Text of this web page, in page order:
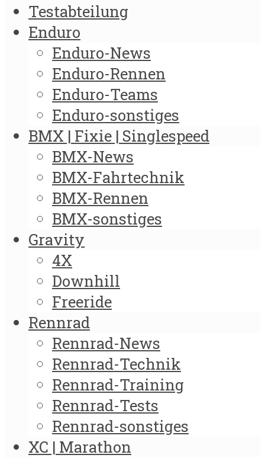
Testabteilung
Enduro
Enduro-News
Enduro-Rennen
Enduro-Teams
Enduro-sonstiges
BMX | Fixie | Singlespeed
BMX-News
BMX-Fahrtechnik
BMX-Rennen
BMX-sonstiges
Gravity
4X
Downhill
Freeride
Rennrad
Rennrad-News
Rennrad-Technik
Rennrad-Training
Rennrad-Tests
Rennrad-sonstiges
XC | Marathon